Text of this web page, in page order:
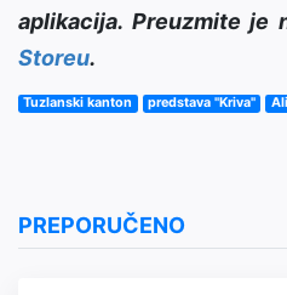
aplikacija. Preuzmite je
Storeu.
Tuzlanski kanton predstava "Kriva"
PREPORUČENO